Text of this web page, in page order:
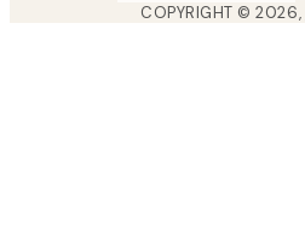
COPYRIGHT ©2026,